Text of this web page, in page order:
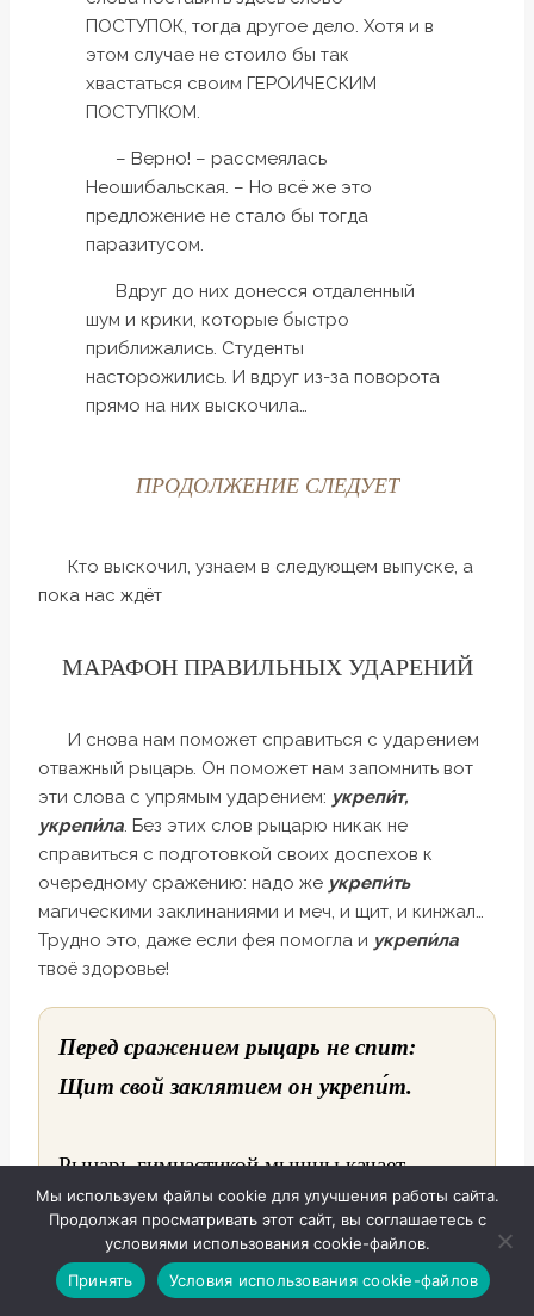
ПОСТУПОК, тогда другое дело. Хотя и в
этом случае не стоило бы так
хвастаться своим ГЕРОИЧЕСКИМ
ПОСТУПКОМ.
– Верно! – рассмеялась
Неошибальская. – Но всё же это
предложение не стало бы тогда
паразитусом.
Вдруг до них донесся отдаленный
шум и крики, которые быстро
приближались. Студенты
насторожились. И вдруг из-за поворота
прямо на них выскочила…
ПРОДОЛЖЕНИЕ СЛЕДУЕТ
Кто выскочил, узнаем в следующем выпуске, а
пока нас ждёт
МАРАФОН ПРАВИЛЬНЫХ УДАРЕНИЙ
И снова нам поможет справиться с ударением
отважный рыцарь. Он поможет нам запомнить вот
эти слова с упрямым ударением: укрепи́т,
укрепи́ла. Без этих слов рыцарю никак не
справиться с подготовкой своих доспехов к
очередному сражению: надо же укрепи́ть
магическими заклинаниями и меч, и щит, и кинжал…
Трудно это, даже если фея помогла и укрепи́ла
твоё здоровье!
Перед сражением рыцарь не спит:
Щит свой заклятием он укрепи́т.
Рыцарь гимнастикой мышцы качает,
Рыцарь здоровье своёукрепи́т.
Чарами сильными меч укрепляет
Иукрепи́т свой надёжнейший щит.
Перезвоните мне
Мы используем файлы cookie для улучшения работы сайта.
Продолжая просматривать этот сайт, вы соглашаетесь с
условиями использования cookie-файлов.
Принять
Условия использования cookie-файлов